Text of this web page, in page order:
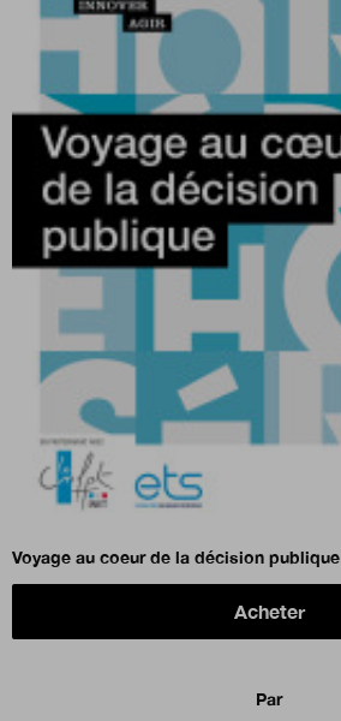
Voyage au coeur de la décision publique
Acheter
Par